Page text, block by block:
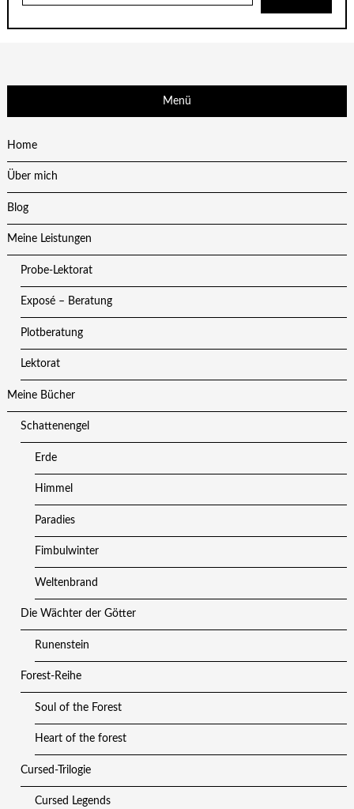
Menü
Home
Über mich
Blog
Meine Leistungen
Probe-Lektorat
Exposé – Beratung
Plotberatung
Lektorat
Meine Bücher
Schattenengel
Erde
Himmel
Paradies
Fimbulwinter
Weltenbrand
Die Wächter der Götter
Runenstein
Forest-Reihe
Soul of the Forest
Heart of the forest
Cursed-Trilogie
Cursed Legends